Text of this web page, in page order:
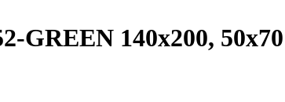
GREEN 140x200,